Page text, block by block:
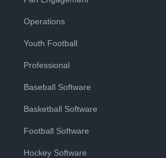
Operations
Youth Football
Professional
Baseball Software
Basketball Software
Football Software
Hockey Software